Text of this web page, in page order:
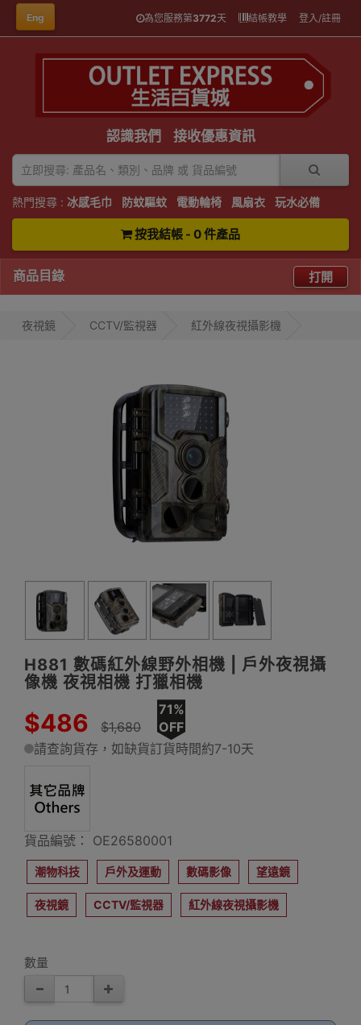
Eng 為您服務第3772天 結帳教學 登入/註冊
認識我們 接收優惠資訊
熱門搜尋 : 冰感毛巾 防蚊驅蚊 電動輪椅 風扇衣 玩水必備
按我結帳 - 0 件產品
商品目錄 打開
夜視鏡 CCTV/監視器 紅外線夜視攝影機
H881 數碼紅外線野外相機 | 戶外夜視攝
像機 夜視相機 打獵相機
$486 $1,680
71%
OFF
請查詢貨存，如缺貨訂貨時間約7-10天
貨品編號： OE26580001
潮物科技 戶外及運動 數碼影像 望遠鏡
夜視鏡 CCTV/監視器 紅外線夜視攝影機
數量